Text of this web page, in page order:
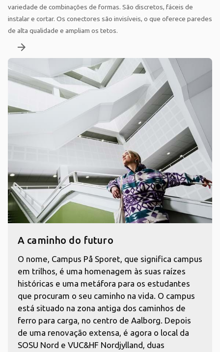
variedade de combinações de formas. São discretos, fáceis de
instalar e cortar. Os conectores são invisíveis, o que oferece paredes
de alta qualidade e ampliam os tetos.
arrow_forward
A caminho do futuro
O nome, Campus På Sporet, que significa campus
em trilhos, é uma homenagem às suas raízes
históricas e uma metáfora para os estudantes
que procuram o seu caminho na vida. O campus
está situado na zona antiga dos caminhos de
ferro para carga, no centro de Aalborg. Depois
de uma renovação extensa, é agora o local da
SOSU Nord e VUC&HF Nordjylland, duas